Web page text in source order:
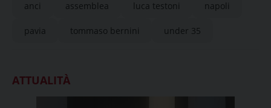
Nazionale Anci Under 35
anci assemblea luca testoni napoli
pavia tommaso bernini under 35
ATTUALITÀ